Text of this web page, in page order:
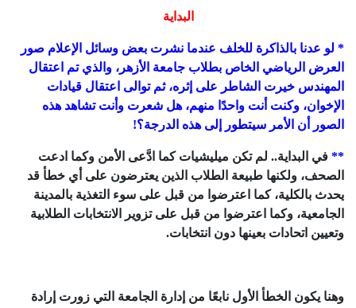
البداية
* لو عدنا بالذاكرة للخلف عندما نشرت بعض وسائل الإعلام صور
العرض الرياضي الخاص بطلاب جامعة الأزهر، والذي تم اعتقال
المهندس خيرت الشاطر على إثره، ثم توالى اعتقال قيادات
الإخوان، وكنت أنت واحدًا منهم، هل شعرت وأنت تشاهد هذه
الصور أن الأمر سيتطور إلى هذه الدرجة؟!
** في البداية.. لم تكن ميليشيات كما ادَّعى الأمن وكما ادعت
الصحف، ولكنها طبيعة الطلاب الذين يعترضون على أي خطأ قد
يحدث بالكلية، كما اعترضوا من قبل على سوء التغذية بالمدينة
الجامعية، وكما اعترضوا من قبل على تزوير الانتخابات الطلابية
وتعيين اتحادات بعينها دون انتخابات.
وهنا يكون الخطأ الأول نابعًا من إدارة الجامعة التي زورت إرادة